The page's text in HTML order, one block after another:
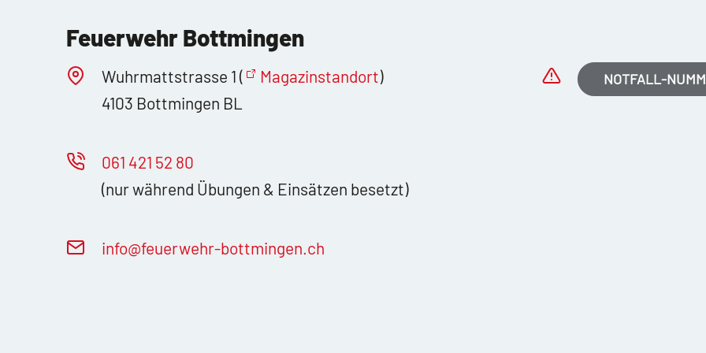
Feuerwehr Bottmingen
Wuhrmattstrasse 1 ( Magazinstandort)
4103 Bottmingen BL
061 421 52 80
(nur während Übungen & Einsätzen besetzt)
nf f rw hr-b ttm ng n ch
NOTFALL-